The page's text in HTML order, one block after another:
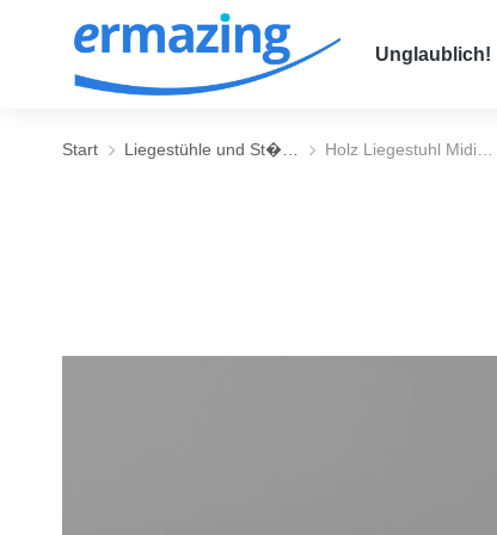
Unglaublich!
Sie befinden sich hier:
Start Liegestühle und St�… Holz Liegestuhl Midi…